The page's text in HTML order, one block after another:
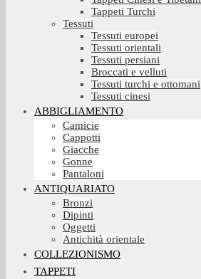
Tappeti Turchi
Tessuti
Tessuti europei
Tessuti orientali
Tessuti persiani
Broccati e velluti
Tessuti turchi e ottomani
Tessuti cinesi
ABBIGLIAMENTO
Camicie
Cappotti
Giacche
Gonne
Pantaloni
ANTIQUARIATO
Bronzi
Dipinti
Oggetti
Antichità orientale
COLLEZIONISMO
TAPPETI